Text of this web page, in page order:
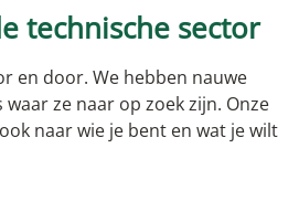
technische sector
en door. We hebben nauwe
ze naar op zoek zijn. Onze
naar wie je bent en wat je wilt